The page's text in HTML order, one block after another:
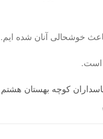
خوشحالی آنان شده ایم.
است.
پاسداران کوچه بهستان هشتم